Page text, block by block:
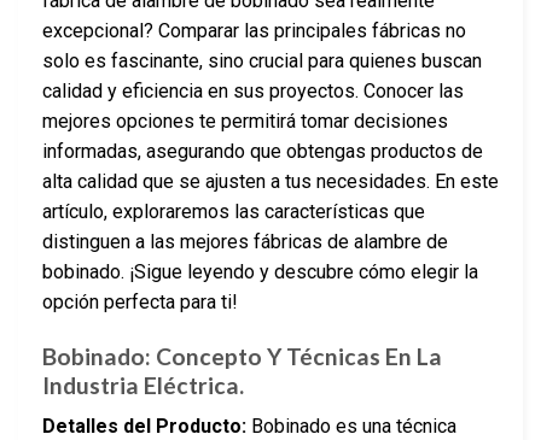
excepcional? Comparar las principales fábricas no
solo es fascinante, sino crucial para quienes buscan
calidad y eficiencia en sus proyectos. Conocer las
mejores opciones te permitirá tomar decisiones
informadas, asegurando que obtengas productos de
alta calidad que se ajusten a tus necesidades. En este
artículo, exploraremos las características que
distinguen a las mejores fábricas de alambre de
bobinado. ¡Sigue leyendo y descubre cómo elegir la
opción perfecta para ti!
Bobinado: Concepto Y Técnicas En La
Industria Eléctrica.
Detalles del Producto: Bobinado es una técnica